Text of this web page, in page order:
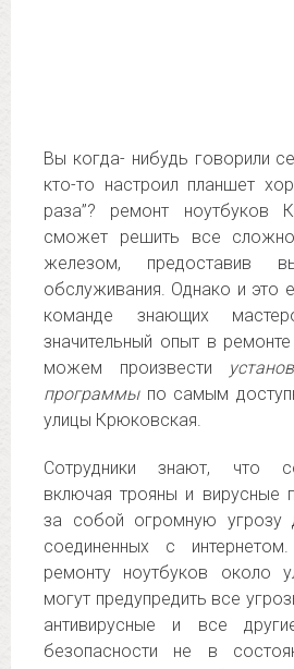
Вы когда- нибудь говорили
кто-то настроил планшет
раза”? ремонт ноутбуков
сможет решить все
железом, предоставив
обслуживания. Однако и это
команде знающих
значительный опыт в
можем произвести
программыпо самым
улицы Крюковская.
Сотрудники знают, что
включая трояны и вирусные
за собой огромную угрозу
соединенных с
ремонту ноутбуков около
могут предупредить все
антивирусные и все
безопасности не в